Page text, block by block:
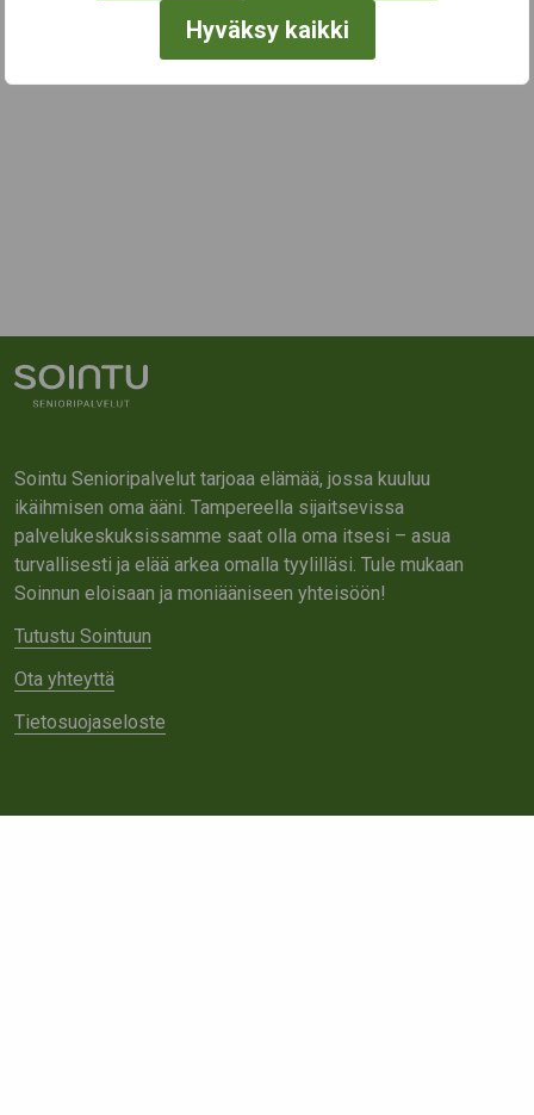
Hyväksy kaikki
Sointu Senioripalvelut tarjoaa elämää, jossa kuuluu
ikäihmisen oma ääni. Tampereella sijaitsevissa
palvelukeskuksissamme saat olla oma itsesi – asua
turvallisesti ja elää arkea omalla tyylilläsi. Tule mukaan
Soinnun eloisaan ja moniääniseen yhteisöön!
Tutustu Sointuun
Ota yhteyttä
Tietosuojaseloste